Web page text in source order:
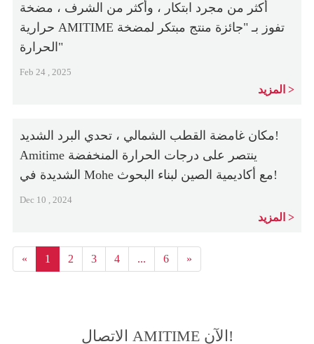
أكثر من مجرد ابتكار ، وأكثر من الشرف ، مضخة
حرارية AMITIME تفوز بـ "جائزة منتج مبتكر لمضخة
الحرارة"
Feb 24 , 2025
المزيد
مكان غامضة القطب الشمالي ، تحدي البرد الشديد!
Amitime ينتصر على درجات الحرارة المنخفضة
الشديدة في Mohe مع أكاديمية الصين لبناء البحوث!
Dec 10 , 2024
المزيد
« 1 2 3 4 ... 6 »
الاتصال AMITIME الآن!